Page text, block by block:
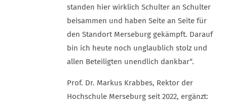
standen hier wirklich Schulter an Schulter
beisammen und haben Seite an Seite für
den Standort Merseburg gekämpft. Darauf
bin ich heute noch unglaublich stolz und
allen Beteiligten unendlich dankbar“.
Prof. Dr. Markus Krabbes, Rektor der
Hochschule Merseburg seit 2022, ergänzt: